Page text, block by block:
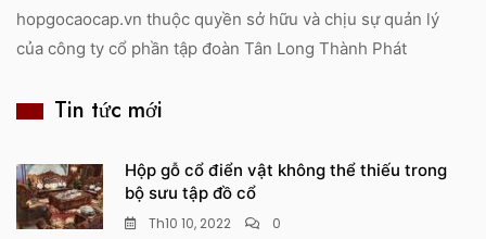
hopgocaocap.vn thuộc quyền sở hữu và chịu sự quản lý
của công ty cổ phần tập đoàn Tân Long Thành Phát
Tin tức mới
Hộp gỗ cổ điển vật không thể thiếu trong
bộ sưu tập đồ cổ
Th10 10, 2022 0